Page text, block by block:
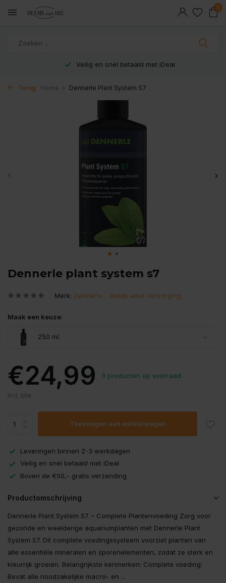
0
Veilig en snel betaald met iDeal
Terug Home Dennerle Plant System S7
Dennerle plant system s7
Merk: Dennerle Bekijk alles Verzorging
Maak een keuze:
250 ml
€24,99 3 producten op voorraad
Incl. btw
Toevoegen aan winkelwagen
Leveringen binnen 2-3 werkdagen
Veilig en snel betaald met iDeal
Boven de €50,- gratis verzending
Productomschrijving
Dennerle Plant System S7 – Complete Plantenvoeding Zorg voor
gezonde en weelderige aquariumplanten met Dennerle Plant
System S7. Dit complete voedingssysteem voorziet planten van
alle essentiële mineralen en sporenelementen, zodat ze sterk en
kleurrijk groeien. Belangrijkste kenmerken: Complete voeding:
Bevat alle noodzakelijke macro- en ...